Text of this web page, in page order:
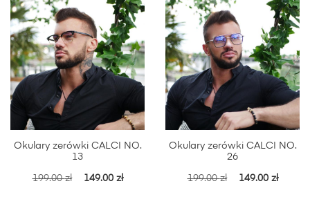
Okulary zerówki CALCI NO.
13
199.00zł 149.00 zł
Okulary zerówki CALCI NO.
26
199.00zł 149.00 zł